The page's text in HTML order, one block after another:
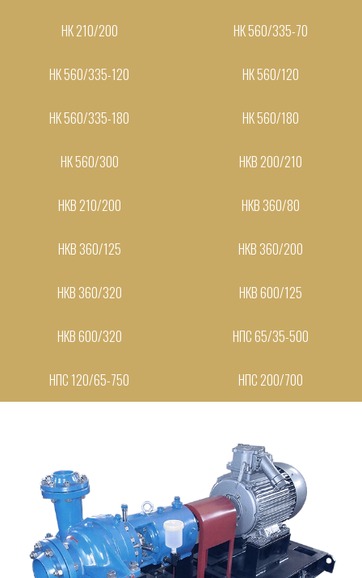
НК 210/200 НК 560/335-70
НК 560/335-120 НК 560/120
НК 560/335-180 НК 560/180
НК 560/300 НКВ 200/210
НКВ 210/200 НКВ 360/80
НКВ 360/125 НКВ 360/200
НКВ 360/320 НКВ 600/125
НКВ 600/320 НПС 65/35-500
НПС 120/65-750 НПС 200/700